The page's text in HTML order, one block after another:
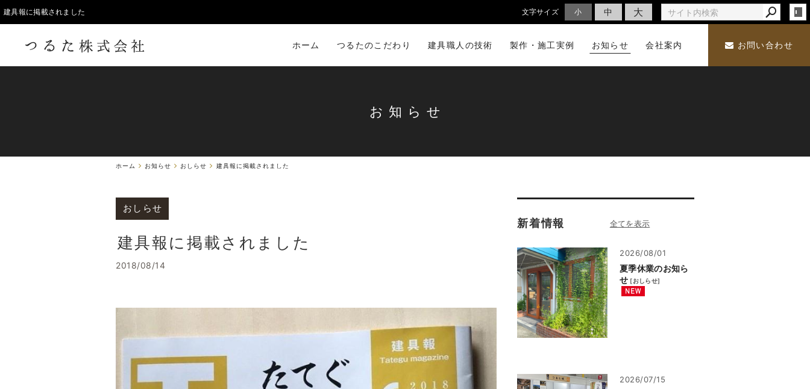
建具報に掲載されました 文字サイズ 小 中 大
ホーム つるたのこだわり 建具職人の技術 製作・施工実例 お知らせ 会社案内 お問い合わせ
お知らせ
ホーム お知らせ おしらせ 建具報に掲載されました
おしらせ
建具報に掲載されました
2018/08/14
新着情報
2026/08/01
夏季休業のお知ら
せ [おしらせ]
2026/07/15